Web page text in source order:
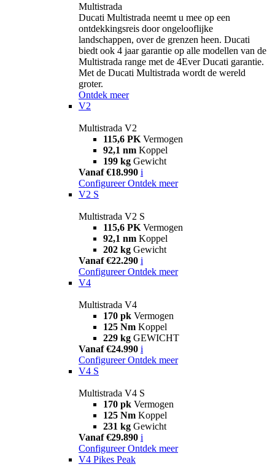
Multistrada
Ducati Multistrada neemt u mee op een
ontdekkingsreis door ongelooflijke
landschappen, over de grenzen heen. Ducati
biedt ook 4 jaar garantie op alle modellen van de
Multistrada range met de 4Ever Ducati garantie.
Met de Ducati Multistrada wordt de wereld
groter.
Ontdek meer
V2
Multistrada V2
115,6 PK Vermogen
92,1 nm Koppel
199 kg Gewicht
Vanaf €18.990 i
Configureer Ontdek meer
V2 S
Multistrada V2 S
115,6 PK Vermogen
92,1 nm Koppel
202 kg Gewicht
Vanaf €22.290 i
Configureer Ontdek meer
V4
Multistrada V4
170 pk Vermogen
125 Nm Koppel
229 kg GEWICHT
Vanaf €24.990 i
Configureer Ontdek meer
V4 S
Multistrada V4 S
170 pk Vermogen
125 Nm Koppel
231 kg Gewicht
Vanaf €29.890 i
Configureer Ontdek meer
V4 Pikes Peak